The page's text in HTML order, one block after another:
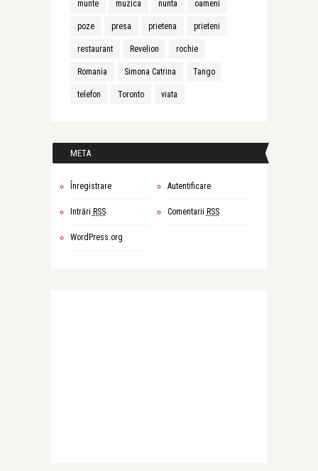
munte muzica nunta oameni
poze presa prietena prieteni
restaurant Revelion rochie
Romania Simona Catrina Tango
telefon Toronto viata
META
Înregistrare Autentificare
Intrări RSS Comentarii RSS
WordPress.org